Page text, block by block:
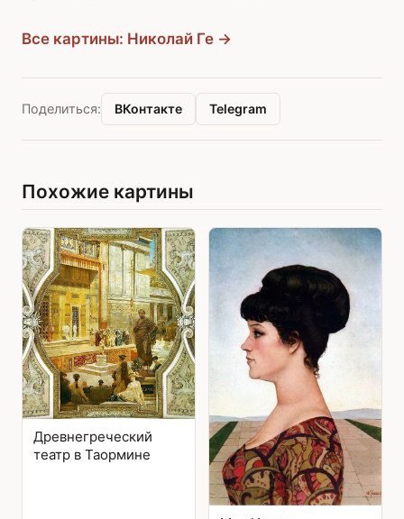
Все картины: Николай Ге →
Поделиться: ВКонтакте Telegram
Похожие картины
Древнегреческий
театр в Таормине